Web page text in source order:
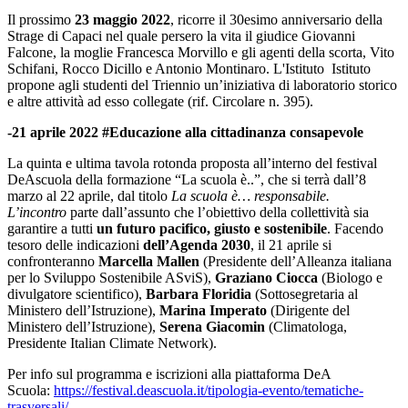
Il prossimo 23 maggio 2022, ricorre il 30esimo anniversario della
Strage di Capaci nel quale persero la vita il giudice Giovanni
Falcone, la moglie Francesca Morvillo e gli agenti della scorta, Vito
Schifani, Rocco Dicillo e Antonio Montinaro. L'Istituto Istituto
propone agli studenti del Triennio un’iniziativa di laboratorio storico
e altre attività ad esso collegate (rif. Circolare n. 395).
-21 aprile 2022 #Educazione alla cittadinanza consapevole
La quinta e ultima tavola rotonda proposta all’interno del festival
DeAscuola della formazione “La scuola è..”, che si terrà dall’8
marzo al 22 aprile, dal titolo La scuola è… responsabile.
L’incontro parte dall’assunto che l’obiettivo della collettività sia
garantire a tutti un futuro pacifico, giusto e sostenibile. Facendo
tesoro delle indicazioni dell’Agenda 2030, il 21 aprile si
confronteranno Marcella Mallen (Presidente dell’Alleanza italiana
per lo Sviluppo Sostenibile ASviS), Graziano Ciocca (Biologo e
divulgatore scientifico), Barbara Floridia (Sottosegretaria al
Ministero dell’Istruzione), Marina Imperato (Dirigente del
Ministero dell’Istruzione), Serena Giacomin (Climatologa,
Presidente Italian Climate Network).
Per info sul programma e iscrizioni alla piattaforma DeA
Scuola: https://festival.deascuola.it/tipologia-evento/tematiche-